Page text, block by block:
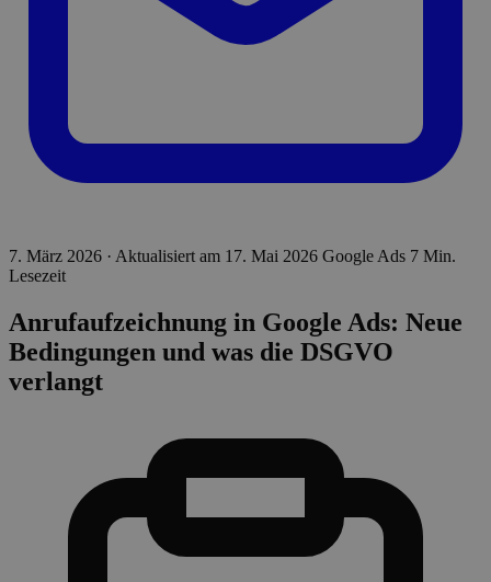
7. März 2026 · Aktualisiert am 17. Mai 2026 Google Ads 7 Min.
Lesezeit
Anrufaufzeichnung in Google Ads: Neue
Bedingungen und was die DSGVO
verlangt